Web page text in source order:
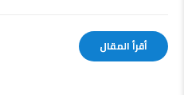
أقرأ المقال